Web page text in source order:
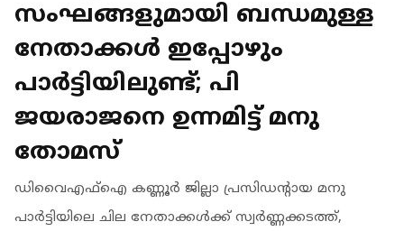
സംഘങ്ങളുമായി ബന്ധമുള്ള
നേതാക്കൾ ഇപ്പോഴും
പാർട്ടിയിലുണ്ട്; പി
ജയരാജനെ ഉന്നമിട്ട് മനു
തോമസ്
ഡിവൈഎഫ്‌ഐ കണ്ണൂര്‍ ജില്ലാ പ്രസിഡന്റായ മനു
പാര്‍ട്ടിയിലെ ചില നേതാക്കള്‍ക്ക് സ്വര്‍ണ്ണക്കടത്ത്,